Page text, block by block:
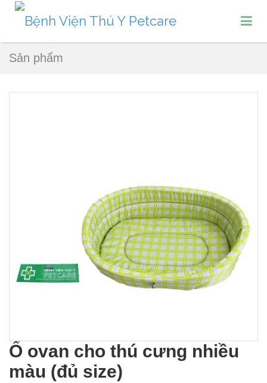
Sản phẩm
Ổ ovan cho thú cưng nhiều
màu (đủ size)